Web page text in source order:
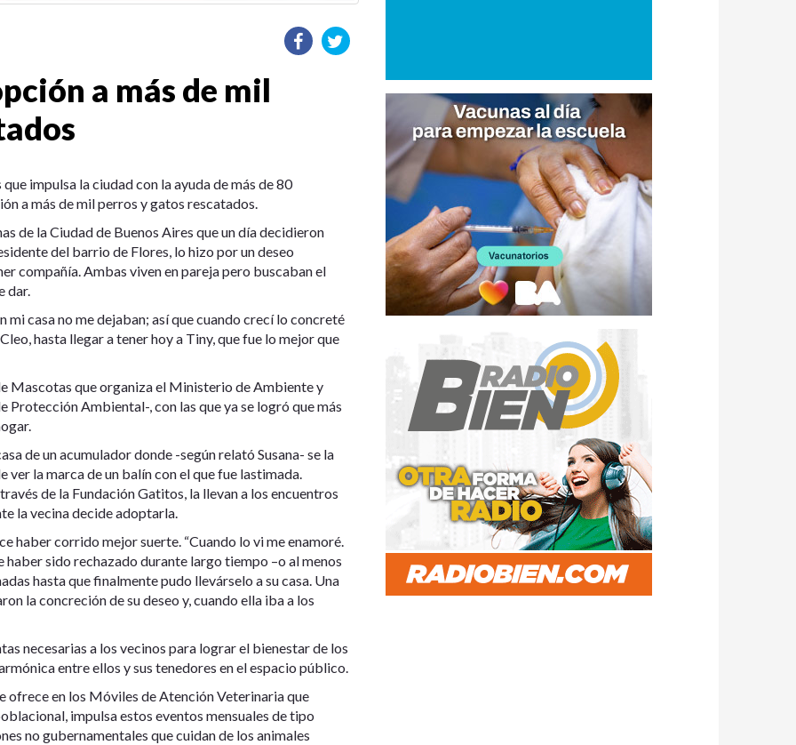
a más de mil
impulsa la ciudad con la ayuda de más de 80
a más de mil perros y gatos rescatados.
de la Ciudad de Buenos Aires que un día decidieron
del barrio de Flores, lo hizo por un deseo
compañía. Ambas viven en pareja pero buscaban el
dar.
mi casa no me dejaban; así que cuando crecí lo concreté
hasta llegar a tener hoy a Tiny, que fue lo mejor que
Mascotas que organiza el Ministerio de Ambiente y
Ambiental-, con las que ya se logró que más
de un acumulador donde -según relató Susana- se la
ver la marca de un balín con el que fue lastimada.
de la Fundación Gatitos, la llevan a los encuentros
la vecina decide adoptarla.
haber corrido mejor suerte. “Cuando lo vi me enamoré.
haber sido rechazado durante largo tiempo –o al menos
hasta que finalmente pudo llevárselo a su casa. Una
la concreción de su deseo y, cuando ella iba a los
necesarias a los vecinos para lograr el bienestar de los
entre ellos y sus tenedores en el espacio público.
ofrece en los Móviles de Atención Veterinaria que
impulsa estos eventos mensuales de tipo
no gubernamentales que cuidan de los animales